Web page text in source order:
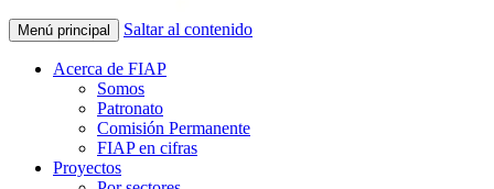
Menú principal Saltar al contenido
Acerca de FIAP
Somos
Patronato
Comisión Permanente
FIAP en cifras
Proyectos